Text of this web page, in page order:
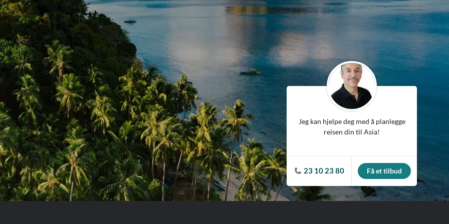
Jeg kan hjelpe deg med å planlegge
reisen din til Asia!
23 10 23 80 Få et tilbud